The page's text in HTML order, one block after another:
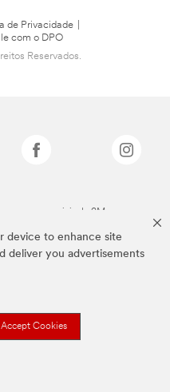
device to enhance site
deliver you advertisements
Accept Cookies
de Privacidade
com o DPO
Reservados.
comerciais da 3M.